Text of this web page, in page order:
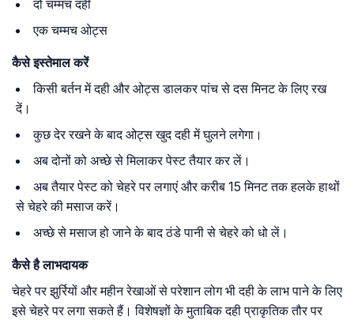
दो चम्मच दही
एक चम्मच ओट्स
कैसे इस्तेमाल करें
किसी बर्तन में दही और ओट्स डालकर पांच से दस मिनट के लिए रख
दें।
कुछ देर रखने के बाद ओट्स खुद दही में घुलने लगेगा।
अब दोनों को अच्छे से मिलाकर पेस्ट तैयार कर लें।
अब तैयार पेस्ट को चेहरे पर लगाएं और करीब 15 मिनट तक हलके हाथों
से चेहरे की मसाज करें।
अच्छे से मसाज हो जाने के बाद ठंडे पानी से चेहरे को धो लें।
कैसे है लाभदायक
चेहरे पर झुर्रियों और महीन रेखाओं से परेशान लोग भी दही के लाभ पाने के लिए
इसे चेहरे पर लगा सकते हैं। विशेषज्ञों के मुताबिक दही प्राकृतिक तौर पर